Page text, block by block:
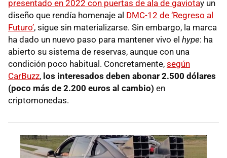
presentado en 2022 con puertas de ala de gaviotay un
diseño que rendía homenaje al DMC-12 de ‘Regreso al
Futuro’, sigue sin materializarse. Sin embargo, la marca
ha dado un nuevo paso para mantener vivo el hype: ha
abierto su sistema de reservas, aunque con una
condición poco habitual. Concretamente, según
CarBuzz, los interesados deben abonar 2.500 dólares
(poco más de 2.200 euros al cambio) en
criptomonedas.